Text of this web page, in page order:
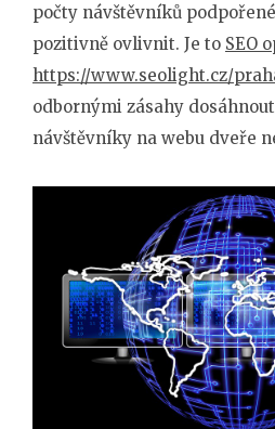
počty návštěvníků
pozitivně ovlivnit. Je to SEO
https://www.seolight.cz/
odbornými zásahy
návštěvníky na webu dveře